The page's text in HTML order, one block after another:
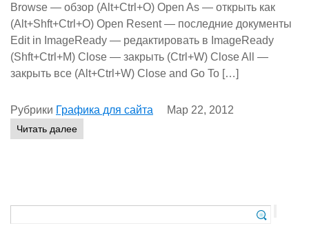
Browse — обзор (Alt+Ctrl+O) Open As — открыть как
(Alt+Shft+Ctrl+O) Open Resent — последние документы
Edit in ImageReady — редактировать в ImageReady
(Shft+Ctrl+M) Close — закрыть (Ctrl+W) Close All —
закрыть все (Alt+Ctrl+W) Close and Go To […]
Рубрики Графика для сайта Мар 22, 2012
Читать далее